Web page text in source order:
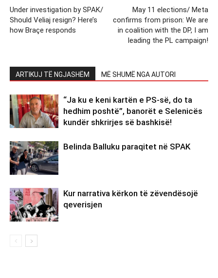
Under investigation by SPAK/
Should Veliaj resign? Here’s
how Braçe responds
May 11 elections/ Meta
confirms from prison: We are
in coalition with the DP, I am
leading the PL campaign!
ARTIKUJ TË NGJASHËM MË SHUMË NGA AUTORI
“Ja ku e keni kartën e PS-së, do ta
hedhim poshtë”, banorët e Selenicës
kundër shkrirjes së bashkisë!
Belinda Balluku paraqitet në SPAK
Kur narrativa kërkon të zëvendësojë
qeverisjen